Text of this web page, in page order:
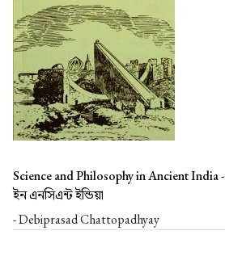
Science and Philosophy in Ancient India -
ইন এনসিএন্ট ইন্ডিয়া
- Debiprasad Chattopadhyay